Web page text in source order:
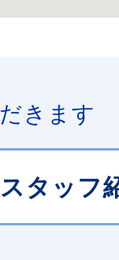
きます
スタッフ